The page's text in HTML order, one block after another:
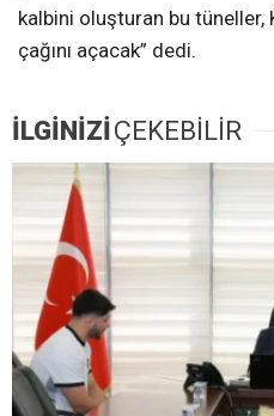
kalbini oluşturan bu tüneller,
çağını açacak” dedi.
İLGİNİZİ ÇEKEBİLİR